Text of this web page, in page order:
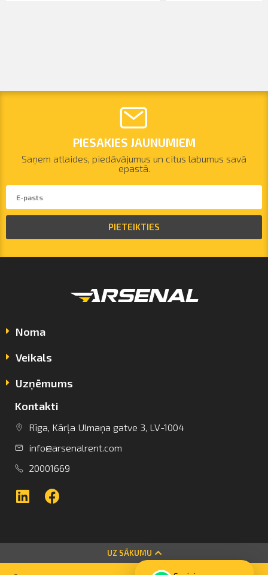
info@arsenalrent.com
+37120001669
PIESAKIES JAUNUMIEM
Saņem atlaides, piedāvājumus un citus labumus savā
epastā.
PIETEIKTIES
Noma
Veikals
Uzņēmums
Kontakti
Rīga, Kārļa Ulmaņa gatve 3, LV-1004
info@arsenalrent.com
20001669
UZ SĀKUMU